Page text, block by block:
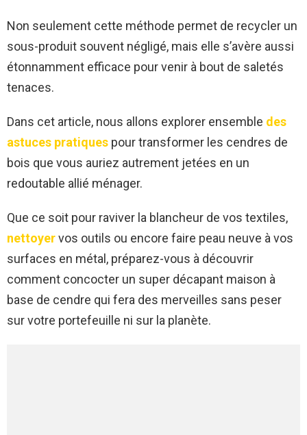
Non seulement cette méthode permet de recycler un
sous-produit souvent négligé, mais elle s’avère aussi
étonnamment efficace pour venir à bout de saletés
tenaces.
Dans cet article, nous allons explorer ensemble des
astuces pratiques pour transformer les cendres de
bois que vous auriez autrement jetées en un
redoutable allié ménager.
Que ce soit pour raviver la blancheur de vos textiles,
nettoyervos outils ou encore faire peau neuve à vos
surfaces en métal, préparez-vous à découvrir
comment concocter un super décapant maison à
base de cendre qui fera des merveilles sans peser
sur votre portefeuille ni sur la planète.